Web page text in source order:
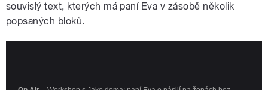
souvislý text, kterých má paní Eva v zásobě několik
popsaných bloků.